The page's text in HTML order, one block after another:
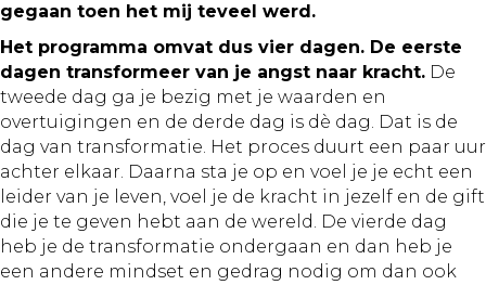
gegaan toen het mij teveel werd.
Het programma omvat dus vier dagen. De eerste
dagen transformeer van je angst naar kracht. De
tweede dag ga je bezig met je waarden en
overtuigingen en de derde dag is dè dag. Dat is de
dag van transformatie. Het proces duurt een paar uur
achter elkaar. Daarna sta je op en voel je je echt een
leider van je leven, voel je de kracht in jezelf en de gift
die je te geven hebt aan de wereld. De vierde dag
heb je de transformatie ondergaan en dan heb je
een andere mindset en gedrag nodig om dan ook